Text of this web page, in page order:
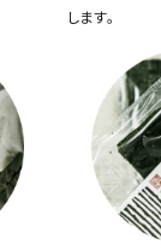
します。